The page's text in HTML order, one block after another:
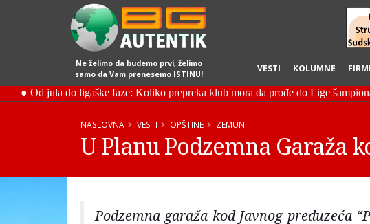
Ne želimo da budemo prvi, želimo
samo da Vam prenesemo ISTINU!
VESTI KOLUMNE
NASLOVNA VESTI OPŠTINE ZEMUN
U Planu Podzemna Garaža
Podzemna garaža kod Javnog preduzeća